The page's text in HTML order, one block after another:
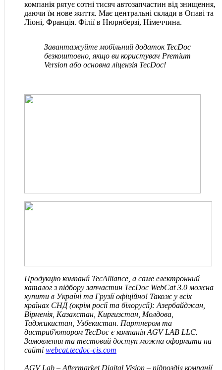
компанія рятує сотні тисяч автозапчастин від знищення,
даючи їм нове життя. Має центральні склади в Опаві та
Ліоні, Франція. Філії в Нюрнберзі, Німеччина.
Завантажуйте мобільний додаток TecDoc
безкоштовно, якщо ви користувач Premium
Version або основна ліцензія TecDoc!
Продукцію компанії TecAlliance, а саме електронний
каталог з підбору запчастин TecDoc WebCat 3.0 можна
купити в Україні та Грузії офіційно! Також у всіх
країнах СНД(окрім росії та білорусії): Азербайджан,
Вірменія, Казахстан, Киргизстан, Молдова,
Таджикистан, Узбекистан. Партнером та
дистриб'ютором TecDoc є компанія AGV LAB LLC.
Замовлення та тестовий доступ можна оформити на
сайті webcat.tecdoc-cis.com
AGV Lab – Aftermarket Digital Vision – підрозділ компанії